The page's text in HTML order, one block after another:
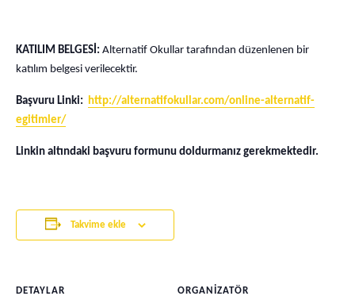
KATILIM BELGESİ: Alternatif Okullar tarafından düzenlenen bir
katılım belgesi verilecektir.
Başvuru Linki: http://alternatifokullar.com/online-alternatif-
egitimler/
Linkin altındaki başvuru formunu doldurmanız gerekmektedir.
Takvime ekle
DETAYLAR
ORGANIZATÖR